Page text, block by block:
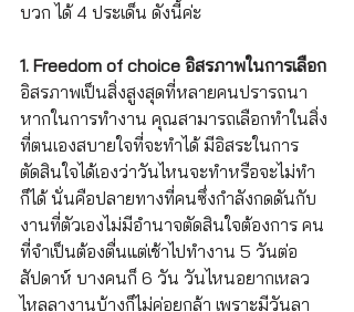
บวก ได้ 4 ประเด็น ดังนี้ค่ะ
1. Freedom of choice อิสรภาพในการเลือก
อิสรภาพเป็นสิ่งสูงสุดที่หลายคนปรารถนา
หากในการทำงาน คุณสามารถเลือกทำในสิ่ง
ที่ตนเองสบายใจที่จะทำได้ มีอิสระในการ
ตัดสินใจได้เองว่าวันไหนจะทำหรือจะไม่ทำ
ก็ได้ นั่นคือปลายทางที่คนซึ่งกำลังกดดันกับ
งานที่ตัวเองไม่มีอำนาจตัดสินใจต้องการ คน
ที่จำเป็นต้องตื่นแต่เช้าไปทำงาน 5 วันต่อ
สัปดาห์ บางคนก็ 6 วัน วันไหนอยากเหลว
ไหลลางานบ้างก็ไม่ค่อยกล้า เพราะมีวันลา